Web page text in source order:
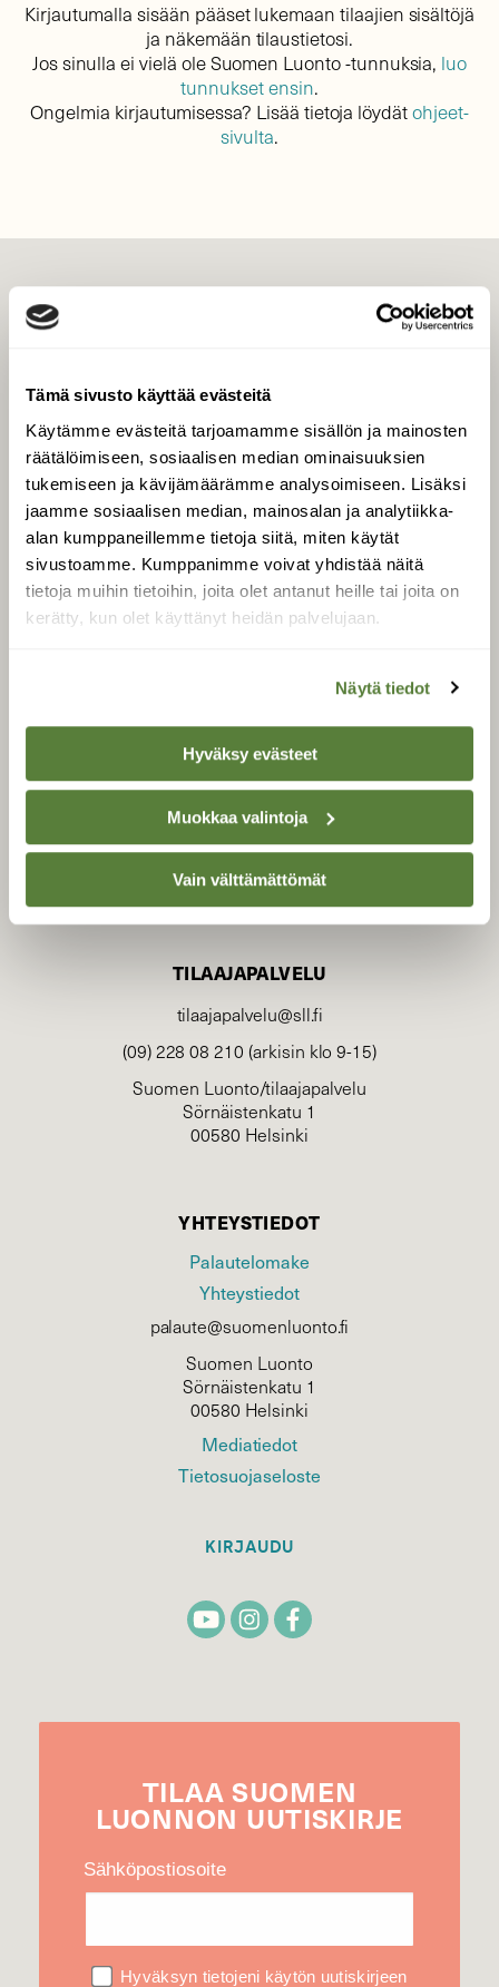
Tämä sivusto käyttää evästeitä
Käytämme evästeitä tarjoamamme sisällön ja mainosten
räätälöimiseen, sosiaalisen median ominaisuuksien
tukemiseen ja kävijämäärämme analysoimiseen. Lisäksi
jaamme sosiaalisen median, mainosalan ja analytiikka-
alan kumppaneillemme tietoja siitä, miten käytät
sivustoamme. Kumppanimme voivat yhdistää näitä
tietoja muihin tietoihin, joita olet antanut heille tai joita on
kerätty, kun olet käyttänyt heidän palvelujaan.
Näytä tiedot
Hyväksy evästeet
Muokkaa valintoja
Vain välttämättömät
Kirjautumalla sisään pääset lukemaan tilaajien sisältöjä
ja näkemään tilaustietosi.
Jos sinulla ei vielä ole Suomen Luonto -tunnuksia, luo
tunnukset ensin.
Ongelmia kirjautumisessa? Lisää tietoja löydätohjeet-
sivulta.
Tilaa digilukuoikeus
Äänestä parasta juttua
Tilaa uutiskirje
SUOMEN LUONNON­
SUOJELU­LIITTO
Suomen Luonto -lehden
luonnonsuojelu­liitto.
TILAAJAPALVELU
tilaajapalvelu@sll.fi
(09) 228 08 210 (arkisin klo 9-15)
Suomen Luonto/tilaajapalvelu
Sörnäistenkatu 1
00580 Helsinki
YHTEYSTIEDOT
Palautelomake
Yhteystiedot
palaute@suomenluonto.fi
Suomen Luonto
Sörnäistenkatu 1
00580 Helsinki
Mediatiedot
Tietosuojaseloste
KIRJAUDU
TILAA SUOMEN
LUONNON UUTIS­KIRJE
Sähköpostiosoite
Hyväksyn tietojeni käytön uutiskirjeen